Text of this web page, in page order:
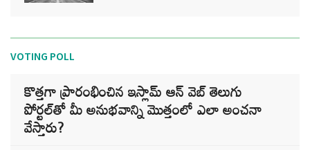
VOTING POLL
కొత్తగా ప్రారంభించిన ఇస్లామ్ ఆన్ వెబ్ తెలుగు
పోర్టల్‌తో మీ అనుభవాన్ని మొత్తంలో ఎలా అంచనా
వేస్తారు?